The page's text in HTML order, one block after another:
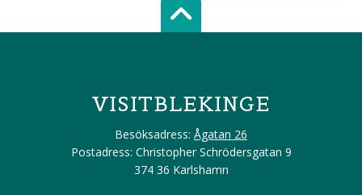
Scroll top of
VISITBLEKINGE
Besöksadress: Ågatan 26
Postadress: Christopher Schrödersgatan 9
374 36 Karlshamn